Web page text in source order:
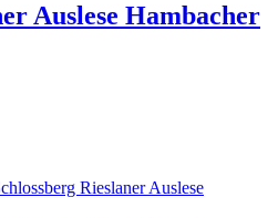
Auslese Hambacher